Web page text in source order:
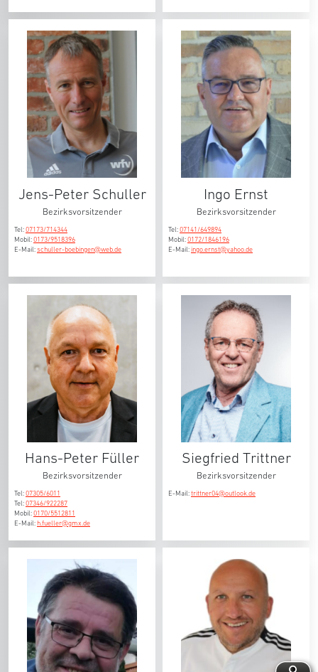
Jens-Peter Schuller
Bezirksvorsitzender
Tel:07173/714344
Mobil:0173/9518396
E-Mail:schuller-boebingen@web.de
Ingo Ernst
Bezirksvorsitzender
Tel:07141/649894
Mobil:0172/1846196
E-Mail:ingo.ernst@yahoo.de
Hans-Peter Füller
Bezirksvorsitzender
Tel:07305/6011
Tel:07346/922287
Mobil:0170/5512811
E-Mail: h.fueller@gmx.de
Siegfried Trittner
Bezirksvorsitzender
E-Mail:trittner04@outlook.de